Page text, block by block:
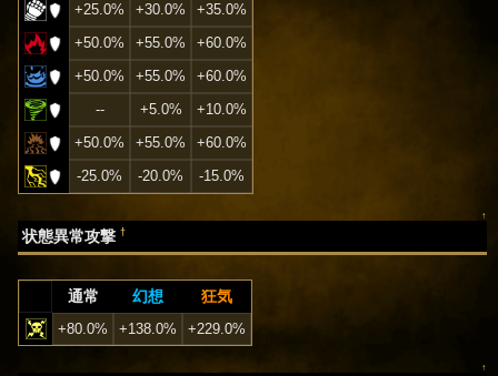
+25.0%
+30.0%
+35.0%
+50.0%
+55.0%
+60.0%
+50.0%
+55.0%
+60.0%
--
+5.0%
+10.0%
+50.0%
+55.0%
+60.0%
-25.0%
-20.0% -15.0%
↑
状態異常攻撃†
通常 幻想 狂気
+80.0% +138.0% +229.0%
↑